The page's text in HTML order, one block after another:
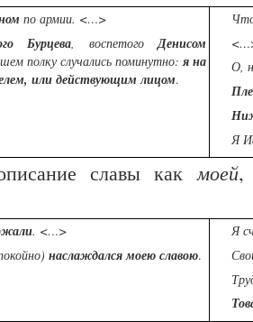
по армии. <…>
Бурцева, воспетогоДенисом
полку случались поминутно:я на
или действующим лицом.
О,
Я
славы какмоей
. <…>
наслаждался моею славою.
Я